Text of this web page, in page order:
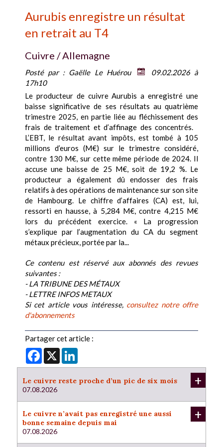
Aurubis enregistre un résultat
en retrait au T4
Cuivre / Allemagne
Posté par : Gaëlle Le Huérou
09.02.2026 à
17h10
Le producteur de cuivre Aurubis a enregistré une
baisse significative de ses résultats au quatrième
trimestre 2025, en partie liée au fléchissement des
frais de traitement et d’affinage des concentrés.
L’EBT, le résultat avant impôts, est tombé à 105
millions d’euros (M€) sur le trimestre considéré,
contre 130 M€, sur cette même période de 2024. Il
accuse une baisse de 25 M€, soit de 19,2 %. Le
producteur a également dû endosser des frais
relatifs à des opérations de maintenance sur son site
de Hambourg. Le chiffre d’affaires (CA) est, lui,
ressorti en hausse, à 5,284 M€, contre 4,215 M€
lors du précédent exercice. « La progression
s’explique par l’augmentation du CA du segment
métaux précieux, portée par la...
Ce contenu est réservé aux abonnés des revues
suivantes :
- LA TRIBUNE DES MÉTAUX
- LETTRE INFOS METAUX
Si cet article vous intéresse, consultez notre offre
d'abonnements
Partager cet article :
Facebook
X
Le cuivre reste proche d’un pic de six mois
07.08.2026
+
Le cuivre n’avait pas enregistré une aussi
bonne semaine depuis mai
07.08.2026
+